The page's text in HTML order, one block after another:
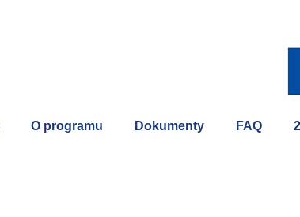
O programu Dokumenty FAQ